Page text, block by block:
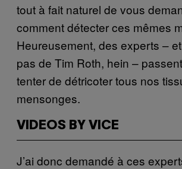
tout à fait naturel de vous
comment détecter ces mêmes
Heureusement, des experts –
pas de Tim Roth, hein –
tenter de détricoter tous nos
mensonges.
VIDEOS BY VICE
J’ai donc demandé à ces